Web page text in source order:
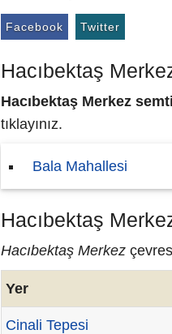
Facebook Twitter
Hacıbektaş
Hacıbektaş Merkez
tıklayınız.
Bala Mahallesi
Hacıbektaş
Hacıbektaş Merkez
Yer
Cinali Tepesi